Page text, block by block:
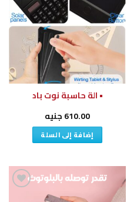
إلى
قائمة
الرغبات
• الة حاسبة نوت باد
610.00جنيه
إضافة إلى السلة